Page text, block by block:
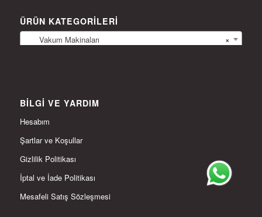
ÜRÜN KATEGORILERI
×
Vakum Makinaları
BILGI VE YARDIM
Hesabım
Şartlar ve Koşullar
Gizlilik Politikası
İptal ve İade Politikası
Mesafeli Satış Sözleşmesi